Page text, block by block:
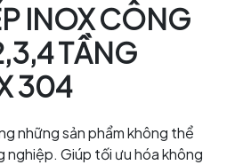
INOX CÔNG
TẦNG
304
những sản phẩm không thể
Giúp tối ưu hóa không